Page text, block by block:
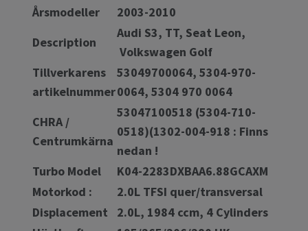
Årsmodeller
2003-2010
Description
Audi S3, TT, Seat Leon,
Volkswagen Golf
Tillverkarens
artikelnummer
53049700064, 5304-970-
0064, 5304 970 0064
CHRA /
Centrumkärna
53047100518 (5304-710-
0518)(1302-004-918 : Finns
nedan !
Turbo Model
K04-2283DXBAA6.88GCAXM
Motorkod :
2.0L TFSI quer/transversal
Displacement
2.0L, 1984 ccm, 4 Cylinders